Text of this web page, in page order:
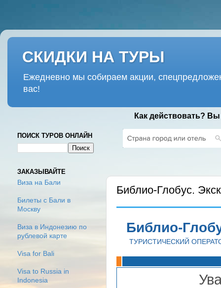
СКИДКИ НА ТУРЫ
Ежедневно мы собираем акции,
вас!
Как действовать?
Библио-Глобус.
Библио-
ТУРИСТИЧЕСКИЙ
ПОИСК ТУРОВ ОНЛАЙН
ЗАКАЗЫВАЙТЕ
Виза на Бали
Билеты с Бали в
Москву
Виза в Индонезию по
рублевой карте
Visa for Bali
Visa to Russia in
Indonesia